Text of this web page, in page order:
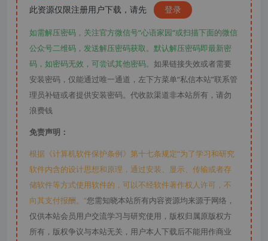
此资源仅限注册用户下载，请先 登录
如需解压密码，关注官方微信号“心语家园“或扫描下面的微信
公众号二维码，发送解压密码获取。默认解压密码即最新密
码，如密码无效，可尝试其他密码。 如果链接失效或者需要
安装密码，仅能通过唯一通道，左下方菜单“私信本站”联系管
理员补链或者提供安装密码。代收款渠道非本站所有，请勿
浪费钱
免责声明：
根据《计算机软件保护条例》第十七条规定“为了学习和研究
软件内含的设计思想和原理，通过安装、显示、传输或者存
储软件等方式使用软件的，可以不经软件著作权人许可，不
向其支付报酬。”您需知晓本站所有内容资源均来源于网络，
仅供本站会员用户交流学习与研究使用，版权归属原版权方
所有，版权争议与本站无关，用户本人下载后不能用作商业